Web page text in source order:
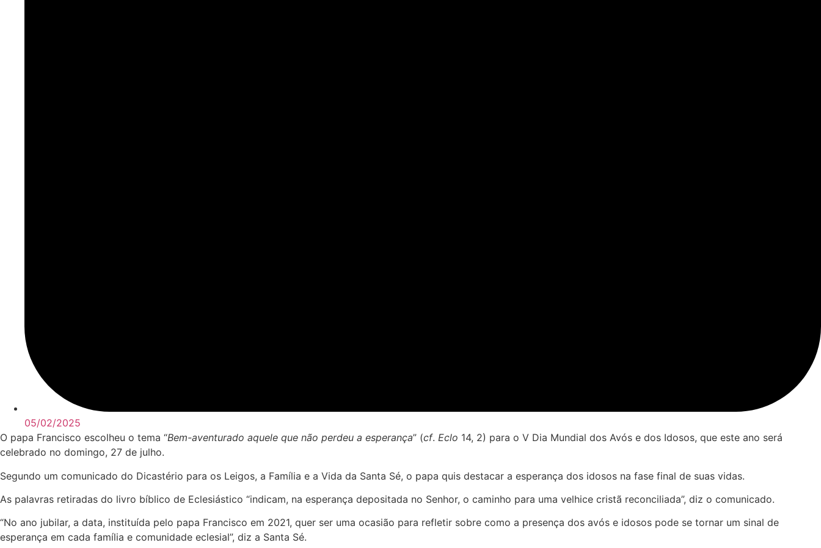
05/02/2025
O papa Francisco escolheu o tema “Bem-aventurado aquele que não perdeu a esperança” (cf. Eclo 14, 2) para o V Dia Mundial dos Avós e dos Idosos, que este ano será
celebrado no domingo, 27 de julho.
Segundo um comunicado do Dicastério para os Leigos, a Família e a Vida da Santa Sé, o papa quis destacar a esperança dos idosos na fase final de suas vidas.
As palavras retiradas do livro bíblico de Eclesiástico “indicam, na esperança depositada no Senhor, o caminho para uma velhice cristã reconciliada”, diz o comunicado.
“No ano jubilar, a data, instituída pelo papa Francisco em 2021, quer ser uma ocasião para refletir sobre como a presença dos avós e idosos pode se tornar um sinal de
esperança em cada família e comunidade eclesial”, diz a Santa Sé.